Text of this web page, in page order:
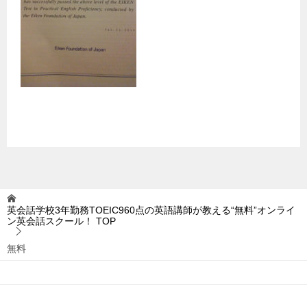
英会話学校3年勤務TOEIC960点の英語講師が教える“無料”オンライ
ン英会話スクール！
TOP
無料